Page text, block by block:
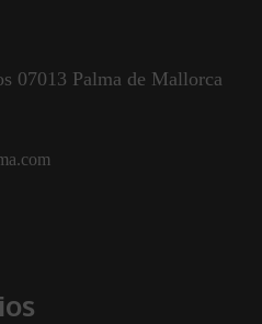
07013 Palma de Mallorca